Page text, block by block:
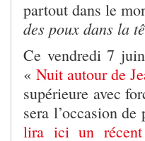
partout dans le
des poux dans la
Ce vendredi 7
« Nuit autour de
supérieure avec
sera l’occasion
lira ici un récent